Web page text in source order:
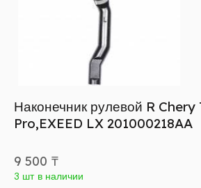
Наконечник рулевой R
Pro,EXEED LX 201000218AA
9 500 ₸
3 шт в наличии